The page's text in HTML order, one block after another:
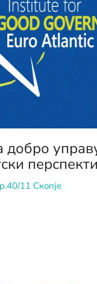
добро
11 Скопје